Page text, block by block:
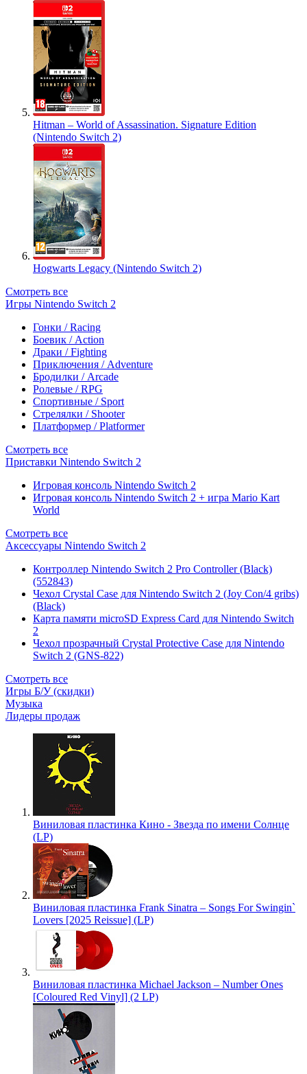
Hitman – World of Assassination. Signature Edition
(Nintendo Switch 2)
Hogwarts Legacy (Nintendo Switch 2)
Смотреть все
Игры Nintendo Switch 2
Гонки / Racing
Боевик / Action
Драки / Fighting
Приключения / Adventure
Бродилки / Arcade
Ролевые / RPG
Спортивные / Sport
Стрелялки / Shooter
Платформер / Platformer
Смотреть все
Приставки Nintendo Switch 2
Игровая консоль Nintendo Switch 2
Игровая консоль Nintendo Switch 2 + игра Mario Kart
World
Смотреть все
Аксессуары Nintendo Switch 2
Контроллер Nintendo Switch 2 Pro Controller (Black)
(552843)
Чехол Сrystal Сase для Nintendo Switch 2 (Joy Con/4 gribs)
(Black)
Карта памяти microSD Express Card для Nintendo Switch
2
Чехол прозрачный Crystal Protective Case для Nintendo
Switch 2 (GNS-822)
Смотреть все
Игры Б/У (скидки)
Музыка
Лидеры продаж
Виниловая пластинка Кино - Звезда по имени Солнце
(LP)
Виниловая пластинка Frank Sinatra – Songs For Swingin`
Lovers [2025 Reissue] (LP)
Виниловая пластинка Michael Jackson – Number Ones
[Coloured Red Vinyl] (2 LP)